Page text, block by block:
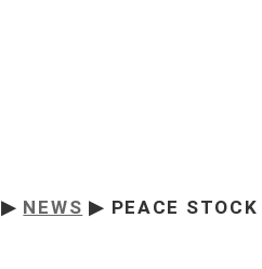
▶ NEWS ▶ PEACE